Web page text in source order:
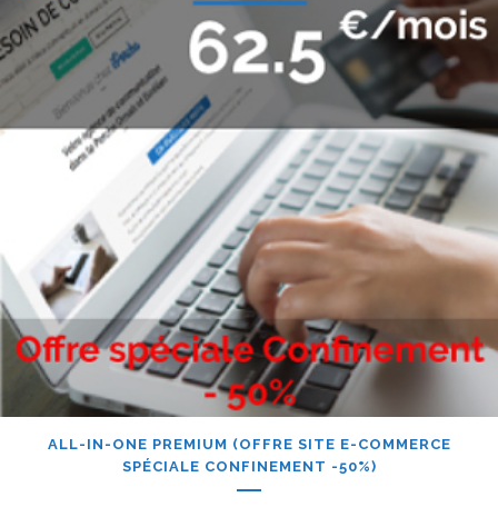
ALL-IN-ONE PREMIUM (OFFRE SITE E-COMMERCE
SPÉCIALE CONFINEMENT -50%)